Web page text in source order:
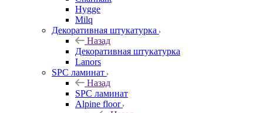
Hygge
Milq
Декоративная штукатурка
Назад
Декоративная штукатурка
Lanors
SPC ламинат
Назад
SPC ламинат
Alpine floor